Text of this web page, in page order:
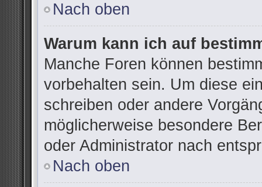
Nach oben
Warum kann ich auf
Manche Foren können
vorbehalten sein. Um diese
schreiben oder andere
möglicherweise besondere
oder Administrator nach
Nach oben